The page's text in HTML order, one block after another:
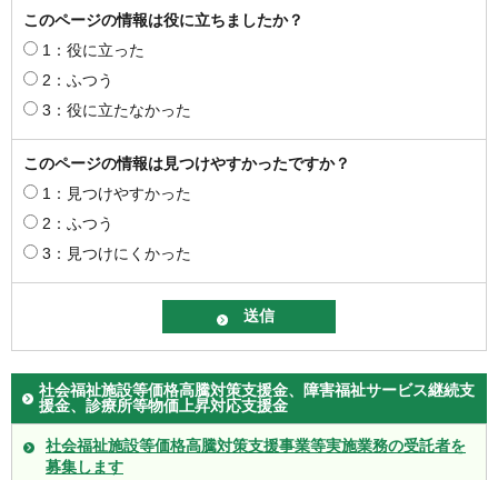
このページの情報は役に立ちましたか？
1：役に立った
2：ふつう
3：役に立たなかった
このページの情報は見つけやすかったですか？
1：見つけやすかった
2：ふつう
3：見つけにくかった
社会福祉施設等価格高騰対策支援金、障害福祉サービス継続支
援金、診療所等物価上昇対応支援金
社会福祉施設等価格高騰対策支援事業等実施業務の受託者を
募集します